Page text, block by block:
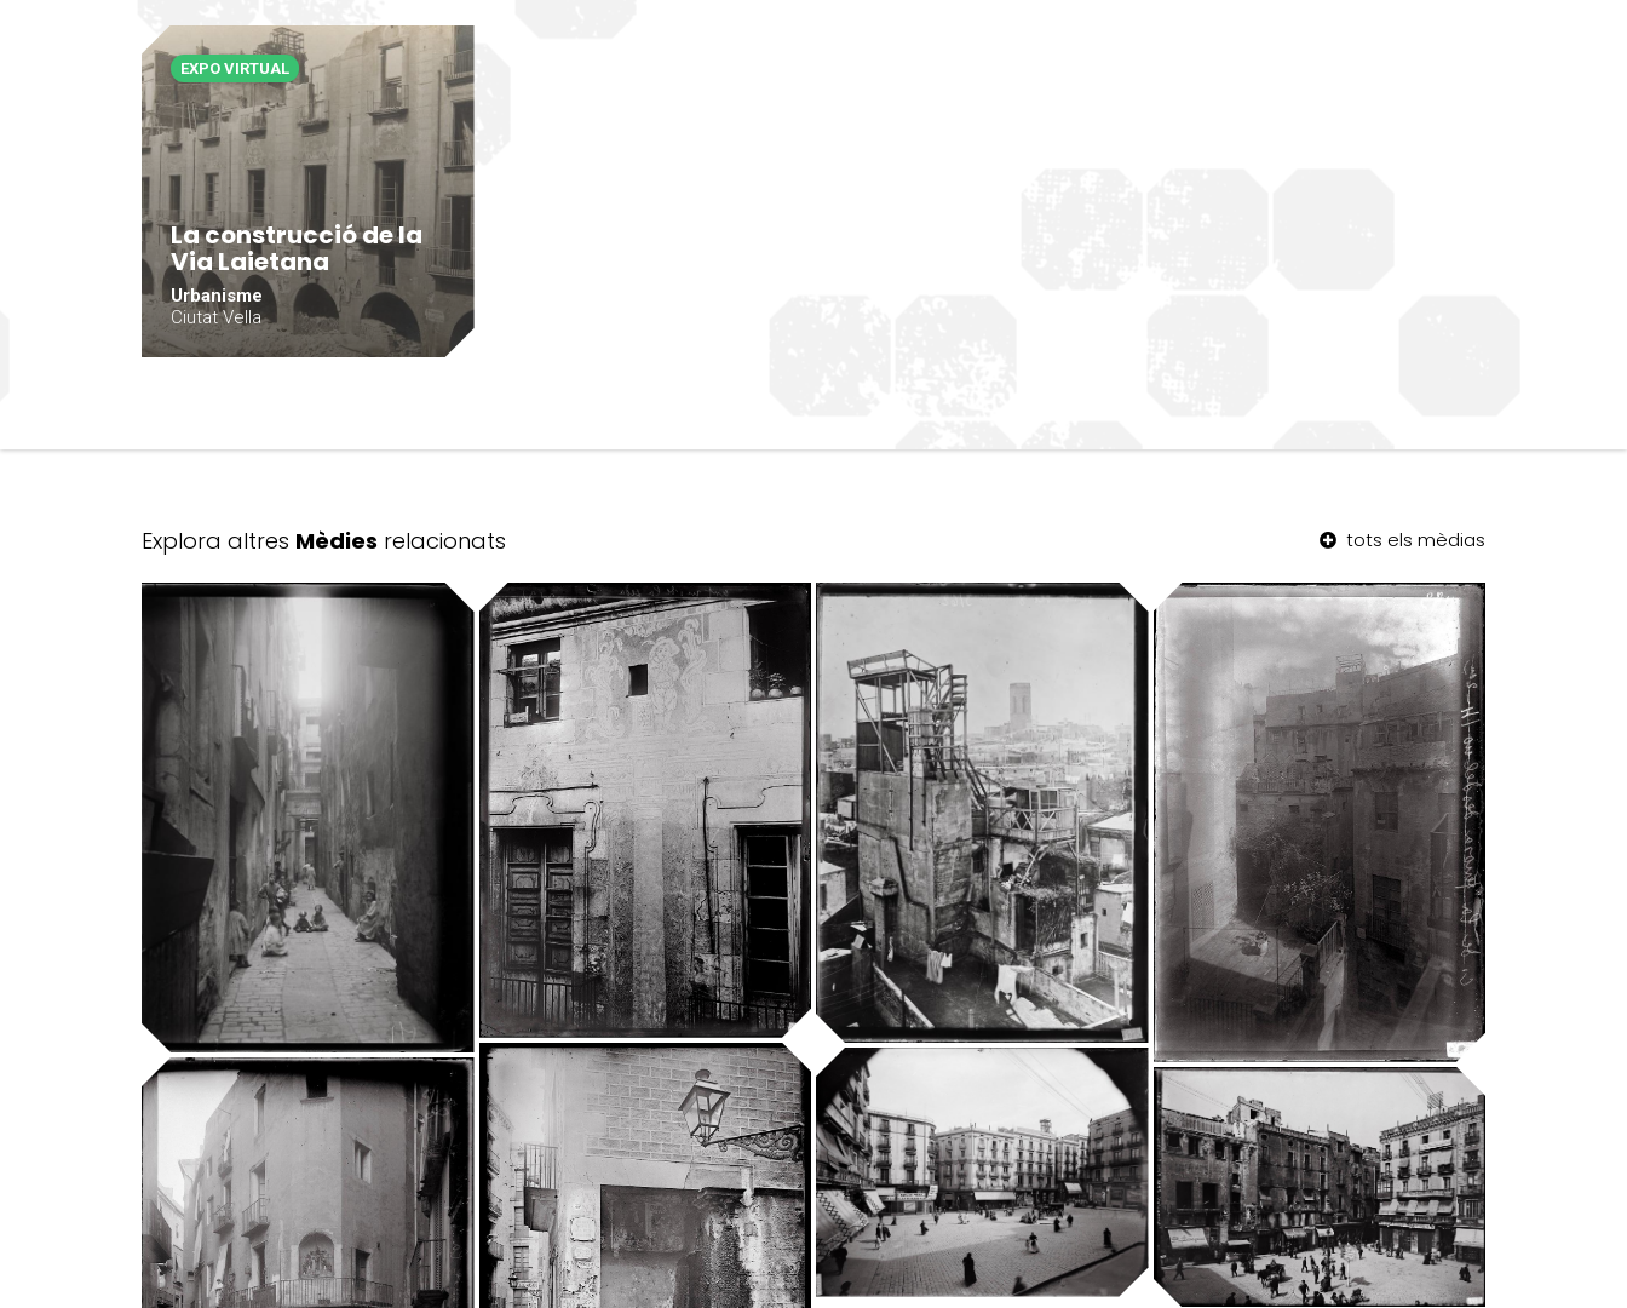
La construcció de la
Via Laietana
Urbanisme
Ciutat Vella
EXPO VIRTUAL
Explora altres Mèdies relacionats tots els mèdias